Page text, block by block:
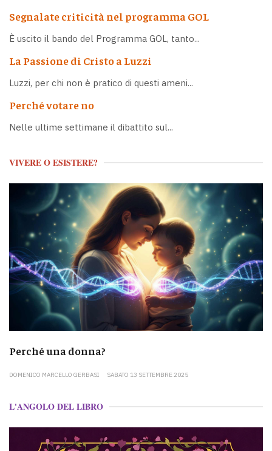
Segnalate criticità nel programma GOL
È uscito il bando del Programma GOL, tanto...
La Passione di Cristo a Luzzi
Luzzi, per chi non è pratico di questi ameni...
Perché votare no
Nelle ultime settimane il dibattito sul...
VIVERE O ESISTERE?
Perché una donna?
DOMENICO MARCELLO GERBASI SABATO 13 SETTEMBRE 2025
L'ANGOLO DEL LIBRO